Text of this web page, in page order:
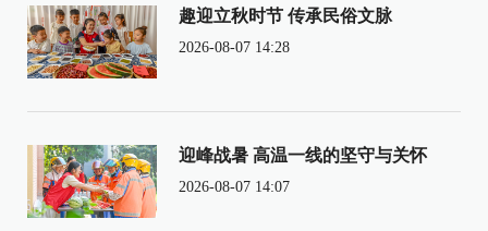
趣迎立秋时节 传承民俗文脉
2026-08-07 14:28
迎峰战暑 高温一线的坚守与关怀
2026-08-07 14:07